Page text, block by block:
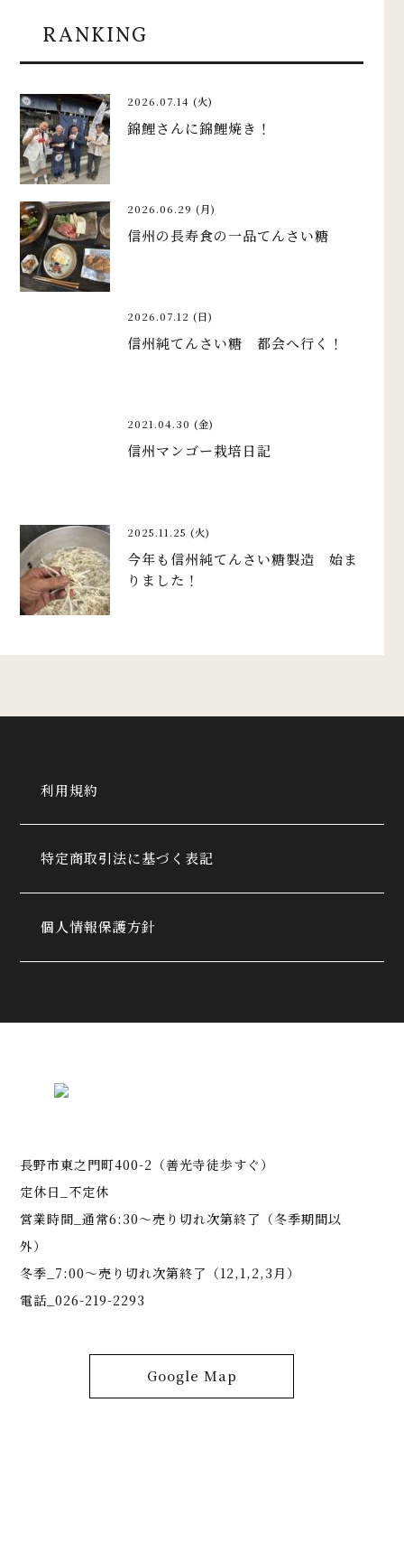
RANKING
2026.07.14 (火)
錦鯉さんに錦鯉焼き！
2026.06.29 (月)
信州の長寿食の一品てんさい糖
2026.07.12 (日)
信州純てんさい糖 都会へ行く！
2021.04.30 (金)
信州マンゴー栽培日記
2025.11.25 (火)
今年も信州純てんさい糖製造 始ま
りました！
利用規約
特定商取引法に基づく表記
個人情報保護方針
長野市東之門町400-2（善光寺徒歩すぐ）
定休日_不定休
営業時間_通常6:30～売り切れ次第終了（冬季期間以
外）
冬季_7:00～売り切れ次第終了（12,1,2,3月）
電話_026-219-2293
Google Map